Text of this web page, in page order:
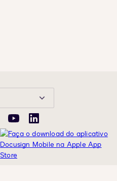
YouTubeLinkedIn